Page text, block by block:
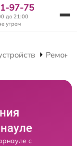
97-75
до 21:00
утром
Ремонт
с